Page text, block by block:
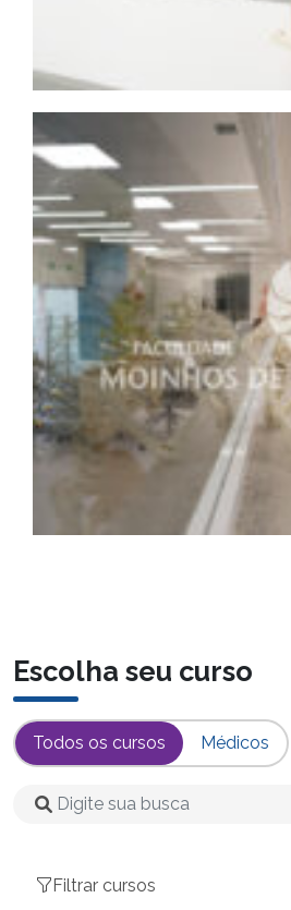
Escolha seu curso
Todos os cursos Médicos
Filtrar cursos